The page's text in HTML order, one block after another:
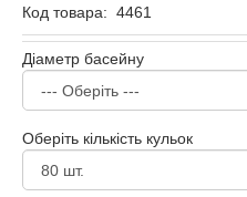
Код товара: 4461
Діаметр басейну
Оберіть кількість кульок